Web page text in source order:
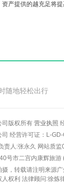
产提供的越充足将提
随地轻松出行
司版权所有 营业执照
经营许可证：L-
责人:张永久 网站质
号市二宫内康辉旅游
，转载请注明来源
权利 法律顾问:徐炼